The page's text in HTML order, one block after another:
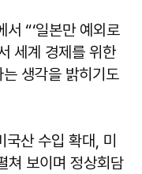
“‘일본만 예외로
세계 경제를 위한
생각을 밝히기도
산 수입 확대, 미
쳐 보이며 정상회담